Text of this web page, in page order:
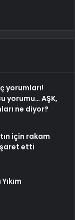
yorumları!
yorumu… AŞK,
ne diyor?
için rakam
etti